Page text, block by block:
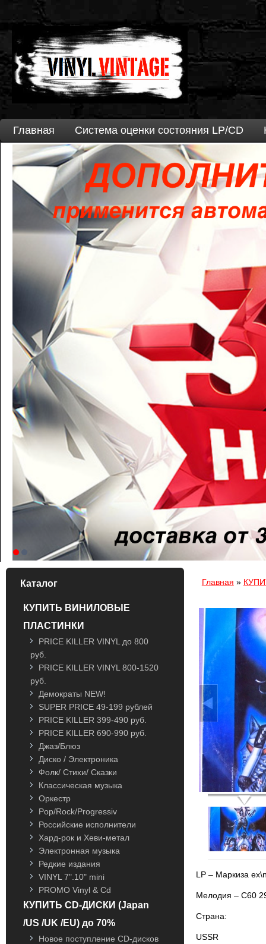
Главная Система оценки состояния LP/CD
Каталог
КУПИТЬ ВИНИЛОВЫЕ
ПЛАСТИНКИ
PRICE KILLER VINYL до 800
руб.
PRICE KILLER VINYL 800-1520
руб.
Демократы NEW!
SUPER PRICE 49-199 рублей
PRICE KILLER 399-490 руб.
PRICE KILLER 690-990 руб.
Джаз/Блюз
Диско / Электроника
Фолк/ Стихи/ Сказки
Классическая музыка
Оркестр
Pop/Rock/Progressiv
Российские исполнители
Хард-рок и Хеви-метал
Электронная музыка
Редкие издания
VINYL 7".10" mini
PROMO Vinyl & Cd
КУПИТЬ CD-ДИСКИ (Japan
/US /UK /EU) до 70%
Новое поступление CD-дисков
Вы здесь
Главная »
LP – Маркиза
Мелодия – С60
Страна:
USSR